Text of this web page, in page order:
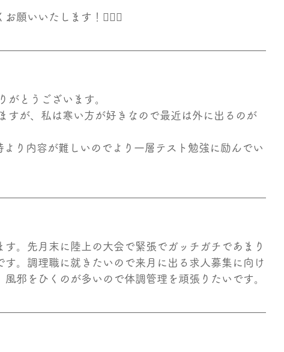
願いいたします！🙇🏻‍♀️
がとうございます。
。先月末に陸上の大会で緊張でガッチガチであまり
。調理職に就きたいので来月に出る求人募集に向け
邪をひくのが多いので体調管理を頑張りたいです。